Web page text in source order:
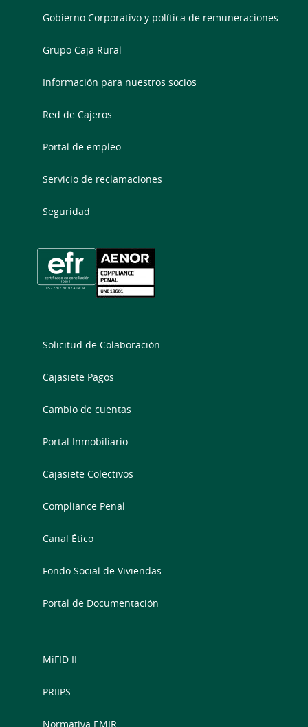
Gobierno Corporativo y política de remuneraciones
Grupo Caja Rural
Información para nuestros socios
Red de Cajeros
Portal de empleo
Servicio de reclamaciones
Seguridad
Solicitud de Colaboración
Cajasiete Pagos
Cambio de cuentas
Portal Inmobiliario
Cajasiete Colectivos
Compliance Penal
Canal Ético
Fondo Social de Viviendas
Portal de Documentación
MiFID II
PRIIPS
Normativa EMIR